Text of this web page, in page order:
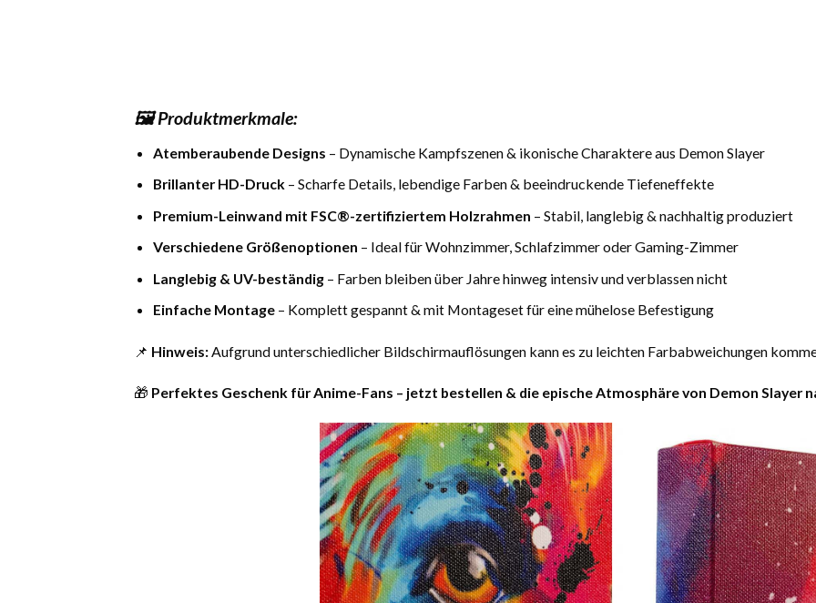
🖼️ Produktmerkmale:
Atemberaubende Designs – Dynamische Kampfszenen & ikonische Charaktere aus Demon Slayer
Brillanter HD-Druck– Scharfe Details, lebendige Farben & beeindruckende Tiefeneffekte
Premium-Leinwand mit FSC®-zertifiziertem Holzrahmen – Stabil, langlebig & nachhaltig produziert
Verschiedene Größenoptionen – Ideal für Wohnzimmer, Schlafzimmer oder Gaming-Zimmer
Langlebig & UV-beständig– Farben bleiben über Jahre hinweg intensiv und verblassen nicht
Einfache Montage– Komplett gespannt & mit Montageset für eine mühelose Befestigung
📌 Hinweis: Aufgrund unterschiedlicher Bildschirmauflösungen kann es zu leichten Farbabweichungen
🎁 Perfektes Geschenk für Anime-Fans – jetzt bestellen & die epische Atmosphäre von Demon Slayer